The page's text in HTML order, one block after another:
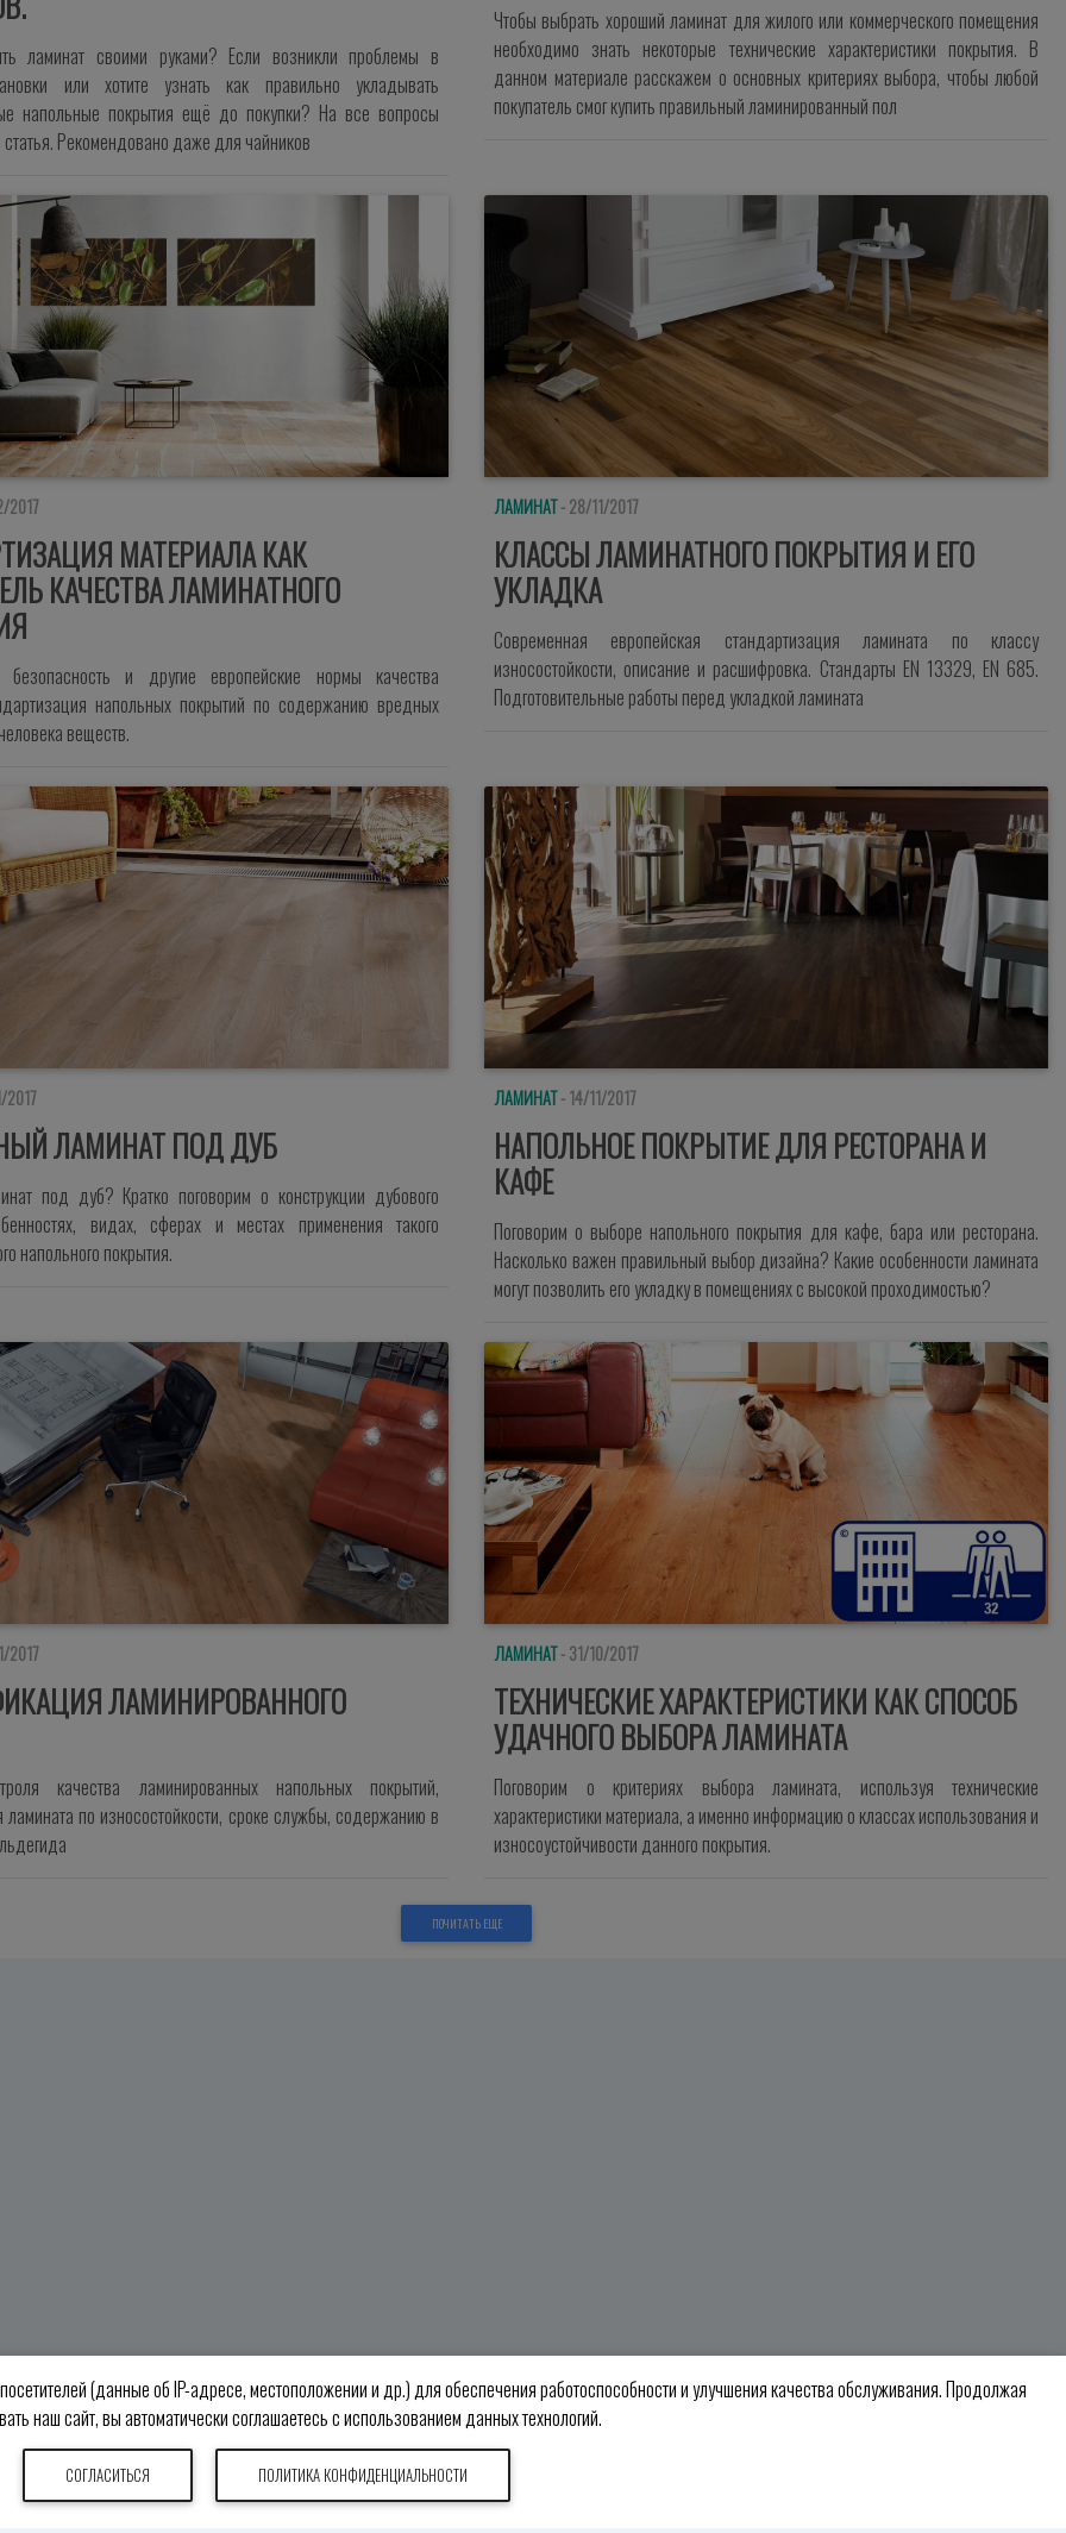
ламинат своими руками? Если возникли проблемы в
или хотите узнать как правильно укладывать
напольные покрытия ещё до покупки? На все вопросы
статья. Рекомендовано даже для чайников
Чтобы выбрать хороший ламинат для жилого или коммерческого помещения
необходимо знать некоторые технические характеристики покрытия. В
данном материале расскажем о основных критериях выбора, чтобы любой
покупатель смог купить правильный ламинированный пол
2017
МАТЕРИАЛА КАК
КАЧЕСТВА ЛАМИНАТНОГО
безопасность и другие европейские нормы качества
напольных покрытий по содержанию вредных
веществ.
ЛАМИНАТ- 28/11/2017
КЛАССЫ ЛАМИНАТНОГО ПОКРЫТИЯ И ЕГО
УКЛАДКА
Современная европейская стандартизация ламината по классу
износостойкости, описание и расшифровка. Стандарты EN 13329, EN 685.
Подготовительные работы перед укладкой ламината
2017
ЛАМИНАТ ПОД ДУБ
под дуб? Кратко поговорим о конструкции дубового
видах, сферах и местах применения такого
напольного покрытия.
ЛАМИНАТ- 14/11/2017
НАПОЛЬНОЕ ПОКРЫТИЕ ДЛЯ РЕСТОРАНА И
КАФЕ
Поговорим о выборе напольного покрытия для кафе, бара или ресторана.
Насколько важен правильный выбор дизайна? Какие особенности ламината
могут позволить его укладку в помещениях с высокой проходимостью?
2017
ЛАМИНИРОВАННОГО
качества ламинированных напольных покрытий,
ламината по износостойкости, сроке службы, содержанию в
ЛАМИНАТ- 31/10/2017
ТЕХНИЧЕСКИЕ ХАРАКТЕРИСТИКИ КАК СПОСОБ
УДАЧНОГО ВЫБОРА ЛАМИНАТА
Поговорим о критериях выбора ламината, используя технические
характеристики материала, а именно информацию о классах использования и
износоустойчивости данного покрытия.
ПОЧИТАТЬ ЕЩЕ
(данные об IP-адресе, местоположении и др.) для обеспечения работоспособности и улучшения качества обслуживания. Продолжая
наш сайт, вы автоматически соглашаетесь с использованием данных технологий.
СОГЛАСИТЬСЯ ПОЛИТИКА КОНФИДЕНЦИАЛЬНОСТИ